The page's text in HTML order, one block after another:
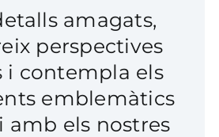
amagats,
perspectives
i contempla els
emblemàtics
amb els nostres